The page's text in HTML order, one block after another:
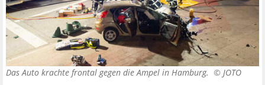
Das Auto krachte frontal gegen die Ampel in Hamburg. © JOTO